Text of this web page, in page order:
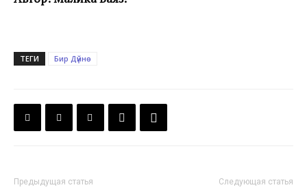
ТЕГИ Бир Дүйнө
Предыдущая статья Следующая статья